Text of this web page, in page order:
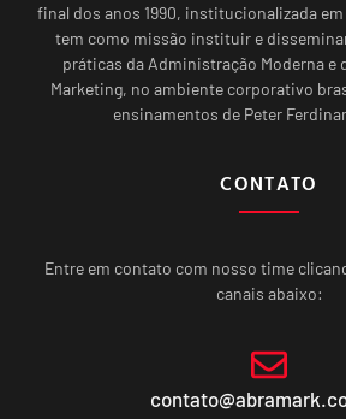
final dos anos 1990, institucionalizada
tem como missão instituir e
práticas da Administração Moderna e
Marketing, no ambiente corporativo
ensinamentos de Peter
CONTATO
Entre em contato com nosso time
canais abaixo: